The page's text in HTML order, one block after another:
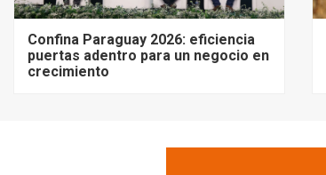
Confina Paraguay 2026: eficiencia
puertas adentro para un negocio en
crecimiento